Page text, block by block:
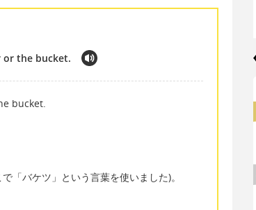
or the bucket.
bucket.
「バケツ」という言葉を使いました)。